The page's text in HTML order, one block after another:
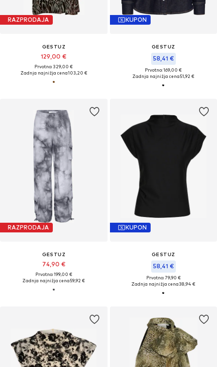
RAZPRODAJA
GESTUZ
129,00 €
Prvotno: 329,00 €
Zadnja najnižja cena103,20 €
KUPON
GESTUZ
58,41 €
Prvotno: 169,00 €
Zadnja najnižja cena51,92 €
RAZPRODAJA
GESTUZ
74,90 €
Prvotno: 199,00 €
Zadnja najnižja cena59,92 €
KUPON
GESTUZ
58,41 €
Prvotno: 79,90 €
Zadnja najnižja cena38,94 €